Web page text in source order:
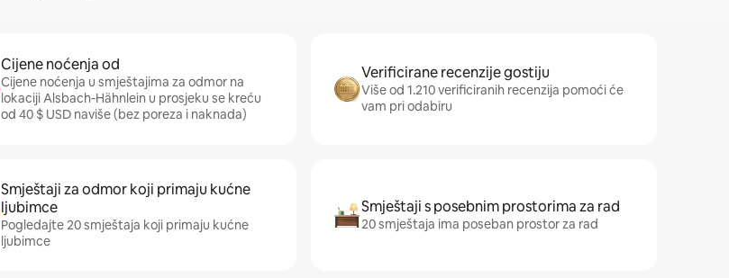
Cijene noćenja od
Cijene noćenja u smještajima za odmor na
lokaciji Alsbach-Hähnlein u prosjeku se kreću
od 40 $ USD naviše (bez poreza i naknada)
Verificirane recenzije gostiju
Više od 1.210 verificiranih recenzija pomoći će
vam pri odabiru
Smještaji za odmor koji primaju kućne
ljubimce
Pogledajte 20 smještaja koji primaju kućne
ljubimce
Smještaji s posebnim prostorima za rad
20 smještaja ima poseban prostor za rad